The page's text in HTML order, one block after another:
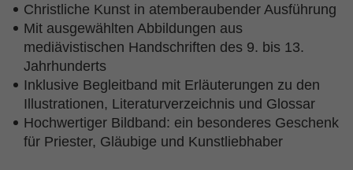
Christliche Kunst in atemberaubender Ausführung
Mit ausgewählten Abbildungen aus
mediävistischen Handschriften des 9. bis 13.
Jahrhunderts
Inklusive Begleitband mit Erläuterungen zu den
Illustrationen, Literaturverzeichnis und Glossar
Hochwertiger Bildband: ein besonderes Geschenk
für Priester, Gläubige und Kunstliebhaber